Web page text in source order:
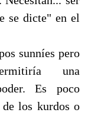
se dicte" en el
sunníes pero
una
Es poco
los kurdos o